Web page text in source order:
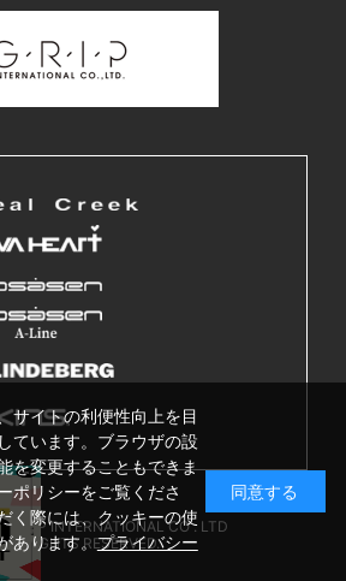
GRIP INTERNATIONAL CO . LTD
RIGHTS RESERVED.
サイトの利便性向上を目
ています。ブラウザの設
を変更することもできま
ポリシーをご覧くださ
く際には、クッキーの使
あります。プライバシー
同意する